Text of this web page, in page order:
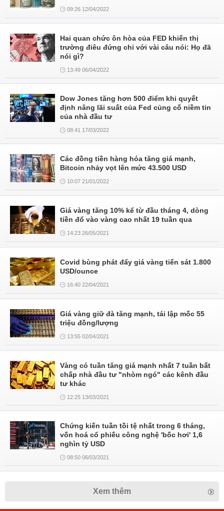
09:26 12/04/2022
Hai quan chức ôn hòa của FED khiến thị
trường điêu đứng chỉ với vài câu nói: Họ đã
nói gì?
13:49 06/04/2022
Dow Jones tăng hơn 500 điểm khi quyết
định nâng lãi suất của Fed củng cố niềm tin
của nhà đầu tư
08:41 17/03/2022
Các đồng tiền hàng hóa tăng giá mạnh,
Bitcoin nhảy vọt lên mức 43.500 USD
10:07 21/01/2022
Giá vàng tăng 10% kể từ đầu tháng 4, dòng
tiền đổ vào vàng cao nhất 19 tuần qua
14:23 26/05/2021
Covid bùng phát đẩy giá vàng tiến sát 1.800
USD/ounce
16:40 22/04/2021
Giá vàng giữ đà tăng mạnh, tái lập mốc 55
triệu đồng/lượng
13:55 02/04/2021
Vàng có tuần tăng giá mạnh nhất 7 tuần bất
chấp nhà đầu tư "nhòm ngó" các kênh đầu
tư khác
12:25 13/03/2021
Chứng kiến tuần tồi tệ nhất trong 6 tháng,
vốn hoá cổ phiếu công nghệ 'bốc hơi' 1,6
nghìn tỷ USD
08:50 06/03/2021
Xem thêm